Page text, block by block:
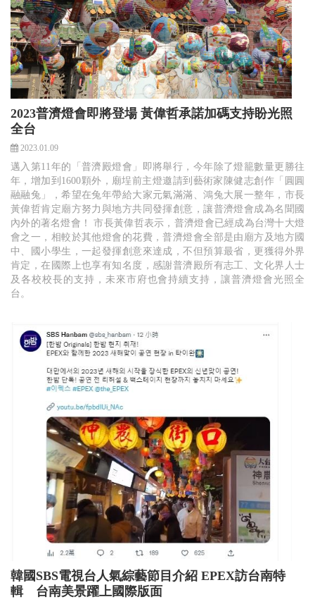
2023普濟燈會即將登場 黃偉哲承諾加碼支持盼光照
全台
2023.01.09
邁入第11年的「普濟殿燈會」即將舉行，今年除了燈籠數量更勝往
年，增加到1600顆外，廟埕前主燈邀請到藝術家陳健志創作「圓圓
融融兔」，希望在兔年帶給大家元氣滿滿、鴻兔大展一整年，市長
黃偉哲肯定廟方努力與地方共同發揮創意，讓普濟燈會成為名聞國
內外的著名燈會！ 市長黃偉哲表示，普濟燈會已經成為台灣十大燈
會之一，相較於其他燈會的花費，普濟燈會全部是由廟方及地方國
中、國小學生，一起發揮創意來達成，不但預算最省，更獲得外界
肯定，在國際上也享有知名度，感謝普濟殿所有志工、文化界人士
及各校校長的支持，未來市府也會持續支持，讓普濟燈會光照全
台。
韓國SBS電視台人氣綜藝節目介紹 EPEX訪台南特
輯 台南美景躍上國際版面